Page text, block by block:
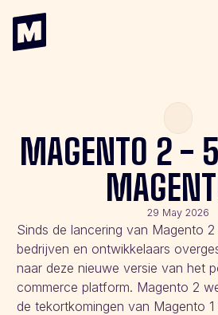
MAGENTO 2 -
29 May 2026
Sinds de lancering van Magento 2
bedrijven en ontwikkelaars
naar deze nieuwe versie van het
commerce platform. Magento 2
de tekortkomingen van Magento